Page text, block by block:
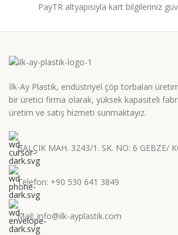
PayTR altyapısıyla kart bilgileriniz
İlk-Ay Plastik, endüstriyel çöp torbaları
bir üretici firma olarak, yüksek kapasiteli
üretim ve satış hizmeti sunmaktayız.
BALÇIK MAH. 3243/1. SK. NO: 6 GEBZE/
Telefon: +90 530 641 3849
Mail: info@ilk-ayplastik.com